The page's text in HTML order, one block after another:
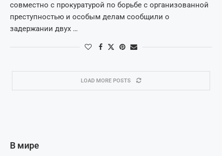
совместно с прокуратурой по борьбе с организованной
преступностью и особым делам сообщили о
задержании двух …
LOAD MORE POSTS
В мире